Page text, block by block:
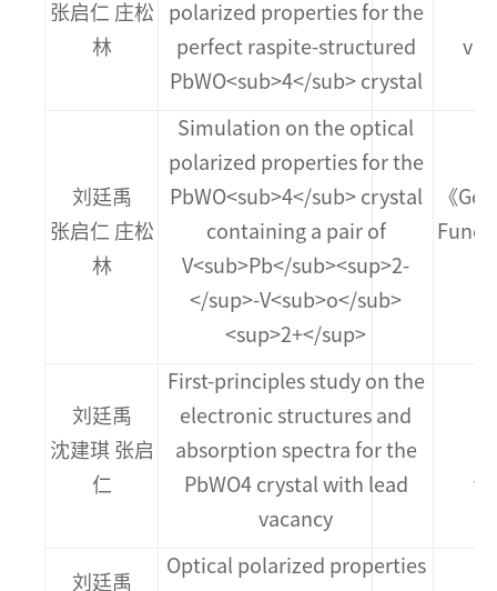
张启仁 庄松
林
polarized properties for the
perfect raspite-structured
PbWO<sub>4</sub> crystal
v
刘廷禹
张启仁 庄松
林
Simulation on the optical
polarized properties for the
PbWO<sub>4</sub> crystal
containing a pair of
V<sub>Pb</sub><sup>2-
</sup>-V<sub>o</sub>
<sup>2+</sup>
《
刘廷禹
沈建琪 张启
仁
First-principles study on the
electronic structures and
absorption spectra for the
PbWO4 crystal with lead
vacancy
v
刘廷禹
Optical polarized properties